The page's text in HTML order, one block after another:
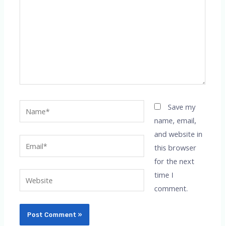
Website
Save my
name, email,
and website in
this browser
for the next
time I
comment.